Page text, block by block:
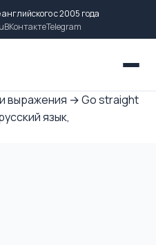
с 2005 года
ВКонтактеTelegram
выражения →Go straight
язык,